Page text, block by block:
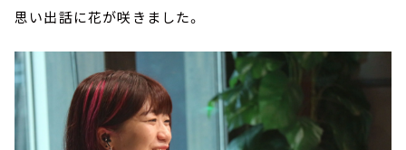
思い出話に花が咲きました。